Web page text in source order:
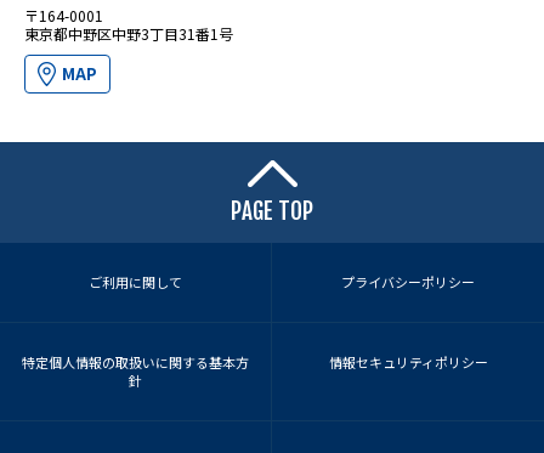
〒164-0001
東京都中野区中野3丁目31番1号
MAP
PAGE TOP
ご利用に関して プライバシーポリシー
特定個人情報の取扱いに関する基本方
針
情報セキュリティポリシー